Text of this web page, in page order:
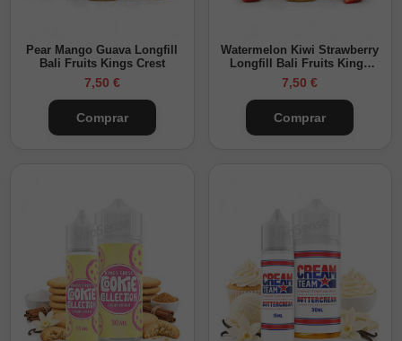
Pear Mango Guava Longfill
Bali Fruits Kings Crest
7,50 €
Comprar
Watermelon Kiwi Strawberry
Longfill Bali Fruits Kings
Crest
7,50 €
Comprar